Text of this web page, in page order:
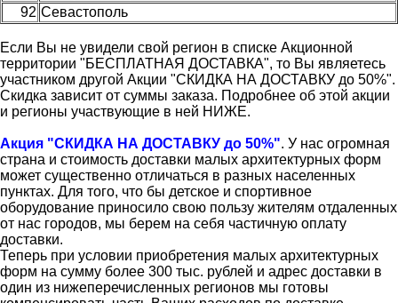
92 Севастополь
Если Вы не увидели свой регион в списке Акционной
территории "БЕСПЛАТНАЯ ДОСТАВКА", то Вы являетесь
участником другой Акции "СКИДКА НА ДОСТАВКУ до 50%".
Скидка зависит от суммы заказа. Подробнее об этой акции
и регионы участвующие в ней НИЖЕ.
Акция "СКИДКА НА ДОСТАВКУ до 50%". У нас огромная
страна и стоимость доставки малых архитектурных форм
может существенно отличаться в разных населенных
пунктах. Для того, что бы детское и спортивное
оборудование приносило свою пользу жителям отдаленных
от нас городов, мы берем на себя частичную оплату
доставки.
Теперь при условии приобретения малых архитектурных
форм на сумму более 300 тыс. рублей и адрес доставки в
один из нижеперечисленных регионов мы готовы